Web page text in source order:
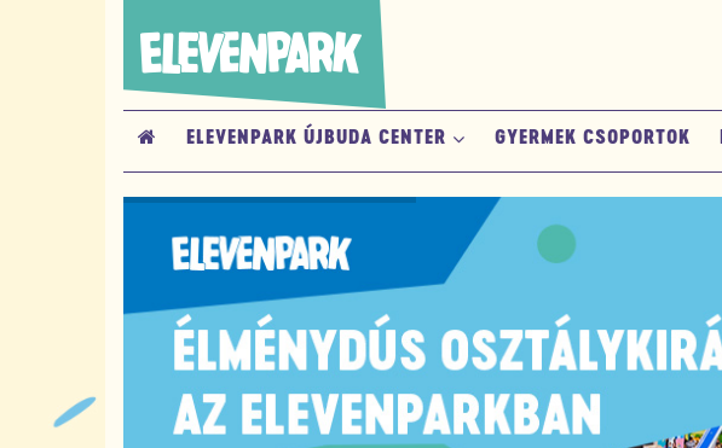
ELEVENPARK ÚJBUDA CENTER GYERMEK CSOPORTOK